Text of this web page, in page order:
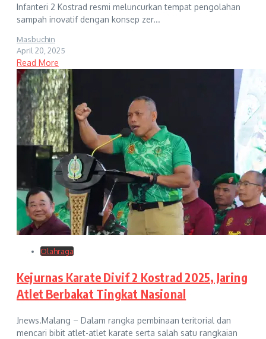
Infanteri 2 Kostrad resmi meluncurkan tempat pengolahan
sampah inovatif dengan konsep zer...
Masbuchin
April 20, 2025
Read More
Olahraga
Kejurnas Karate Divif 2 Kostrad 2025, Jaring
Atlet Berbakat Tingkat Nasional
Jnews.Malang – Dalam rangka pembinaan teritorial dan
mencari bibit atlet-atlet karate serta salah satu rangkaian